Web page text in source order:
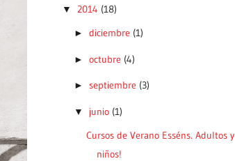
▼ 2014 (18)
► diciembre (1)
► octubre (4)
► septiembre (3)
▼ junio (1)
Cursos de Verano Esséns. Adultos y
niños!